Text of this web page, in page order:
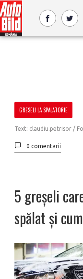
GRESELI LA SPALATORIE
Text: claudiu.petrisor /
0 comentarii
5 greșeli
spălat și